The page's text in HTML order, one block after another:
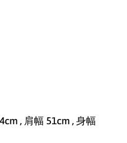
, 肩幅 51cm , 身幅